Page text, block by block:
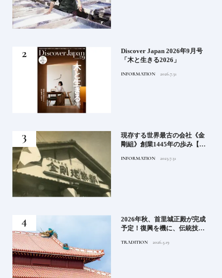
Discover Japan 2026年9月号
「木と生きる2026」
INFORMATION 2026.7.31
現存する世界最古の会社《金
剛組》創業1445年の歩み【前
INFORMATION 2023.7.31
2026年秋、首里城正殿が完成
予定！復興を機に、伝統技術
復興のいま
TRADITION 2026.5.19